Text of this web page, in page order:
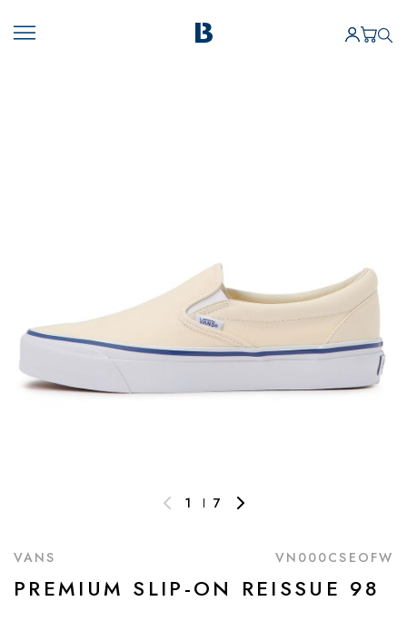
1 7
VANS VN000CSEOFW
PREMIUM SLIP-ON REISSUE 98